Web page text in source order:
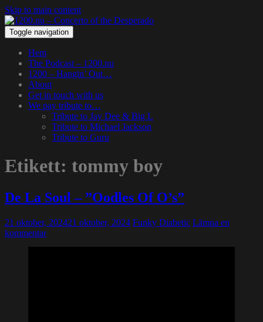
Skip to main content
Toggle navigation
Hem
The Podcast – 1200.nu
1200 – Hangin’ Out…
About
Get in touch with us
We pay tribute to…
Tribute to Jay Dee & Big L
Tribute to Michael Jackson
Tribute to Guru
Etikett: tommy boy
De La Soul – ”Oodles Of O’s”
21 oktober, 202421 oktober, 2024 Funky Diabetic Lämna en
kommentar